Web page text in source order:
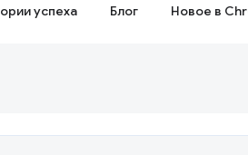
успеха Блог Новое в